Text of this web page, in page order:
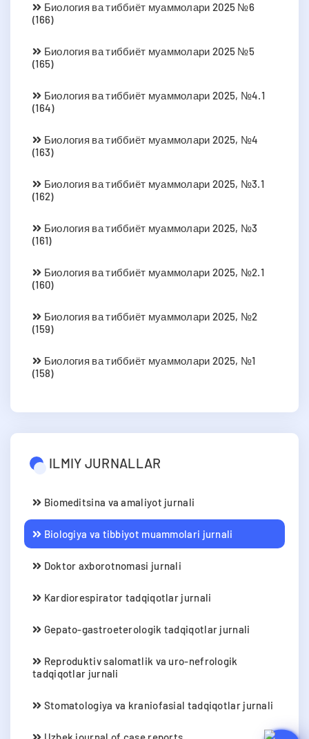
Биология ва тиббиёт муаммолари 2025 №6
(166)
Биология ва тиббиёт муаммолари 2025 №5
(165)
Биология ва тиббиёт муаммолари 2025, №4.1
(164)
Биология ва тиббиёт муаммолари 2025, №4
(163)
Биология ва тиббиёт муаммолари 2025, №3.1
(162)
Биология ва тиббиёт муаммолари 2025, №3
(161)
Биология ва тиббиёт муаммолари 2025, №2.1
(160)
Биология ва тиббиёт муаммолари 2025, №2
(159)
Биология ва тиббиёт муаммолари 2025, №1
(158)
ILMIY JURNALLAR
Biomeditsina va amaliyot jurnali
Biologiya va tibbiyot muammolari jurnali
Doktor axborotnomasi jurnali
Kardiorespirator tadqiqotlar jurnali
Gepato-gastroeterologik tadqiqotlar jurnali
Reproduktiv salomatlik va uro-nefrologik
tadqiqotlar jurnali
Stomatologiya va kraniofasial tadqiqotlar jurnali